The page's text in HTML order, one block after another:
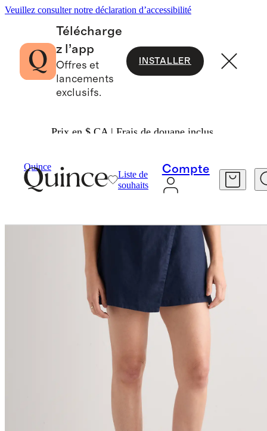
Veuillez consulter notre déclaration d’accessibilité
Télécharge
z l’app
Offres et
lancements
exclusifs.
INSTALLER
Prix en $ CA | Frais de douane inclus.
Quince
Liste de
souhaits
Compte